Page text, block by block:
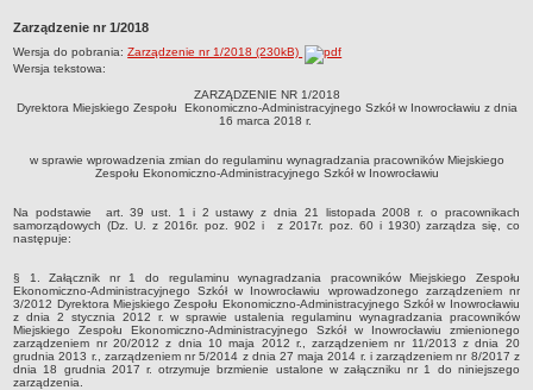
Szkoły Podstawowe
MZEAS
Zarządzenia 2013
Zarządzenia 2015
Zarządzenia 2016
Zarządzenia 2017
Zarządzenia 2018
Zarządzenia 2019
Zarządzenia 2020
Zarządzenia 2021
Zarządzenie nr 1/2018
Wersja do pobrania:Zarządzenie nr 1/2018 (230kB)
Wersja tekstowa:
ZARZĄDZENIE NR 1/2018
Dyrektora Miejskiego Zespołu Ekonomiczno-Administracyjnego Szkół w Inowrocławiu z dnia
16 marca 2018 r.
w sprawie wprowadzenia zmian do regulaminu wynagradzania pracowników Miejskiego
Zespołu Ekonomiczno-Administracyjnego Szkół w Inowrocławiu
Na podstawie art. 39 ust. 1 i 2 ustawy z dnia 21 listopada 2008 r. o pracownikach
samorządowych (Dz. U. z 2016r. poz. 902 i z 2017r. poz. 60 i 1930) zarządza się, co
następuje:
§ 1. Załącznik nr 1 do regulaminu wynagradzania pracowników Miejskiego Zespołu
Ekonomiczno-Administracyjnego Szkół w Inowrocławiu wprowadzonego zarządzeniem nr
3/2012 Dyrektora Miejskiego Zespołu Ekonomiczno-Administracyjnego Szkół w Inowrocławiu
z dnia 2 stycznia 2012 r. w sprawie ustalenia regulaminu wynagradzania pracowników
Miejskiego Zespołu Ekonomiczno-Administracyjnego Szkół w Inowrocławiu zmienionego
zarządzeniem nr 20/2012 z dnia 10 maja 2012 r., zarządzeniem nr 11/2013 z dnia 20
grudnia 2013 r., zarządzeniem nr 5/2014 z dnia 27 maja 2014 r. i zarządzeniem nr 8/2017 z
dnia 18 grudnia 2017 r. otrzymuje brzmienie ustalone w załączniku nr 1 do niniejszego
zarządzenia.